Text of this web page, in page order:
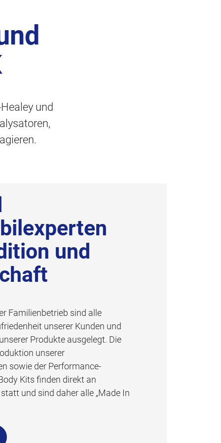
und
und
Familienbetrieb sind alle
unserer Kunden und
Produkte ausgelegt. Die
unserer
sowie der Performance-
Kits finden direkt an
und sind daher alle „Made In